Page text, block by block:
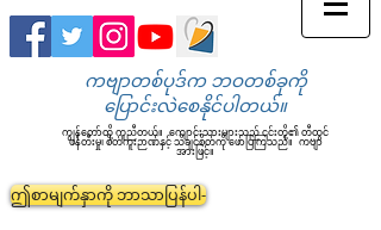
ကဗျာတစ်ပုဒ်က ဘဝတစ်ခုကို
ပြောင်းလဲစေနိုင်ပါတယ်။
ကျွန်တော်တို့ ကူညီတယ်။ ကျောင်းသားများသည် ၎င်းတို့၏ တီထွင်
ဖန်တီးမှု၊ စိတ်ကူးဉာဏ်နှင့် သိချင်စိတ်ကို ဖော်ပြကြသည်။ ကဗျာ
အားဖြင့်။
ဤစာမျက်နှာကို ဘာသာပြန်ပါ-